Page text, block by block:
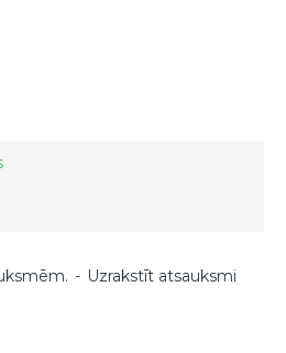
- Uzrakstīt atsauksmi